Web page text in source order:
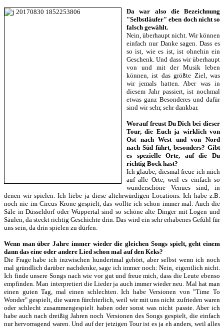
Da war also die Bezeichnung
"Selbstläufer" eben doch nicht so
falsch gewählt.
Nein, überhaupt nicht. Wir können
einfach nur Danke sagen. Dass es
so ist, wie es ist, ist ohnehin ein
Geschenk. Und dass wir überhaupt
von und mit der Musik leben
können, ist das größte Ziel, was
wir jemals hatten. Aber was in
diesem Jahr passiert, ist nochmal
etwas ganz Besonderes und dafür
sind wir sehr, sehr dankbar.
Worauf freust Du Dich bei dieser
Tour, die Euch ja wirklich von
Ost nach West und von Nord
nach Süd führt, besonders? Gibt
es spezielle Orte, auf die Du
richtig Bock hast?
Ich glaube, diesmal freue ich mich
auf alle Orte, weil es einfach so
wunderschöne Venues sind, in
denen wir spielen. Ich liebe ja diese altehrwürdigen Locations. Ich habe z.B.
noch nie im Circus Krone gespielt, das wollte ich schon immer mal. Auch die
Säle in Düsseldorf oder Wuppertal sind so schöne alte Dinger mit Logen und
Säulen, da steckt richtig Geschichte drin. Das wird ein sehr erhabenes Gefühl für
uns sein, da drin spielen zu dürfen.
Wenn man über Jahre immer wieder die gleichen Songs spielt, geht einem
dann das eine oder andere Lied schon mal auf den Keks?
Die Frage habe ich inzwischen hundertmal gehört, aber selbst wenn ich noch
mal gründlich darüber nachdenke, sage ich immer noch: Nein, eigentlich nicht.
Ich finde unsere Songs nach wie vor gut und freue mich, dass die Leute ebenso
empfinden. Man interpretiert die Lieder ja auch immer wieder neu. Mal hat man
einen guten Tag, mal einen schlechten. Ich habe Versionen von "Time To
Wonder" gespielt, die waren fürchterlich, weil wir mit uns nicht zufrieden waren
oder schlecht zusammengespielt haben oder sonst was nicht passte. Aber ich
habe auch nach dreißig Jahren noch Versionen des Songs gespielt, die einfach
nur hervorragend waren. Und auf der jetzigen Tour ist es ja eh anders, weil alles